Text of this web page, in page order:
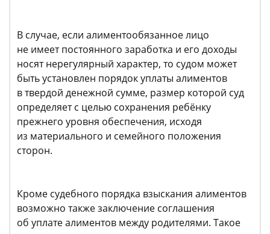
В случае, если алиментообязанное лицо
не имеет постоянного заработка и его доходы
носят нерегулярный характер, то судом может
быть установлен порядок уплаты алиментов
в твердой денежной сумме, размер которой суд
определяет с целью сохранения ребёнку
прежнего уровня обеспечения, исходя
из материального и семейного положения
сторон.
Кроме судебного порядка взыскания алиментов
возможно также заключение соглашения
об уплате алиментов между родителями. Такое